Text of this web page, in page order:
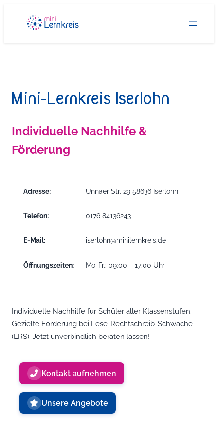
springen
Mini-Lernkreis Iserlohn
Individuelle Nachhilfe &
Förderung
Adresse: Unnaer Str. 29 58636 Iserlohn
Telefon: 0176 84136243
E-Mail: iserlohn@minilernkreis.de
Öffnungszeiten: Mo-Fr.: 09:00 – 17:00 Uhr
Individuelle Nachhilfe für Schüler aller Klassenstufen.
Gezielte Förderung bei Lese-Rechtschreib-Schwäche
(LRS). Jetzt unverbindlich beraten lassen!
Kontakt aufnehmen
Unsere Angebote